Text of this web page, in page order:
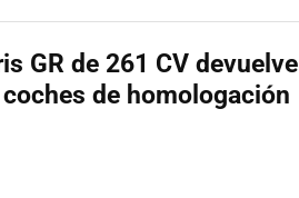
GR de 261 CV devuelve
de homologación